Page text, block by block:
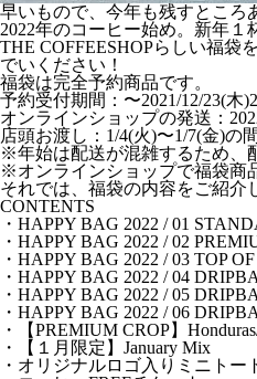
早いもので、今年も残すところ
2022年のコーヒー始め。新年
THE COFFEESHOPらしい福
でいください！
福袋は完全予約商品です。
予約受付期間：〜2021/12/23(木
オンラインショップの発送：
店頭お渡し：1/4(火)〜1/7(金)の
※年始は配送が混雑するため、
※オンラインショップで福袋商
それでは、福袋の内容をご紹介
CONTENTS
・HAPPY BAG 2022 / 01
・HAPPY BAG 2022 / 02
・HAPPY BAG 2022 / 03 TOP
・HAPPY BAG 2022 / 04
・HAPPY BAG 2022 / 05
・HAPPY BAG 2022 / 06
・【PREMIUM CROP】
・【１月限定】January Mix
・オリジナルロゴ入りミニトー